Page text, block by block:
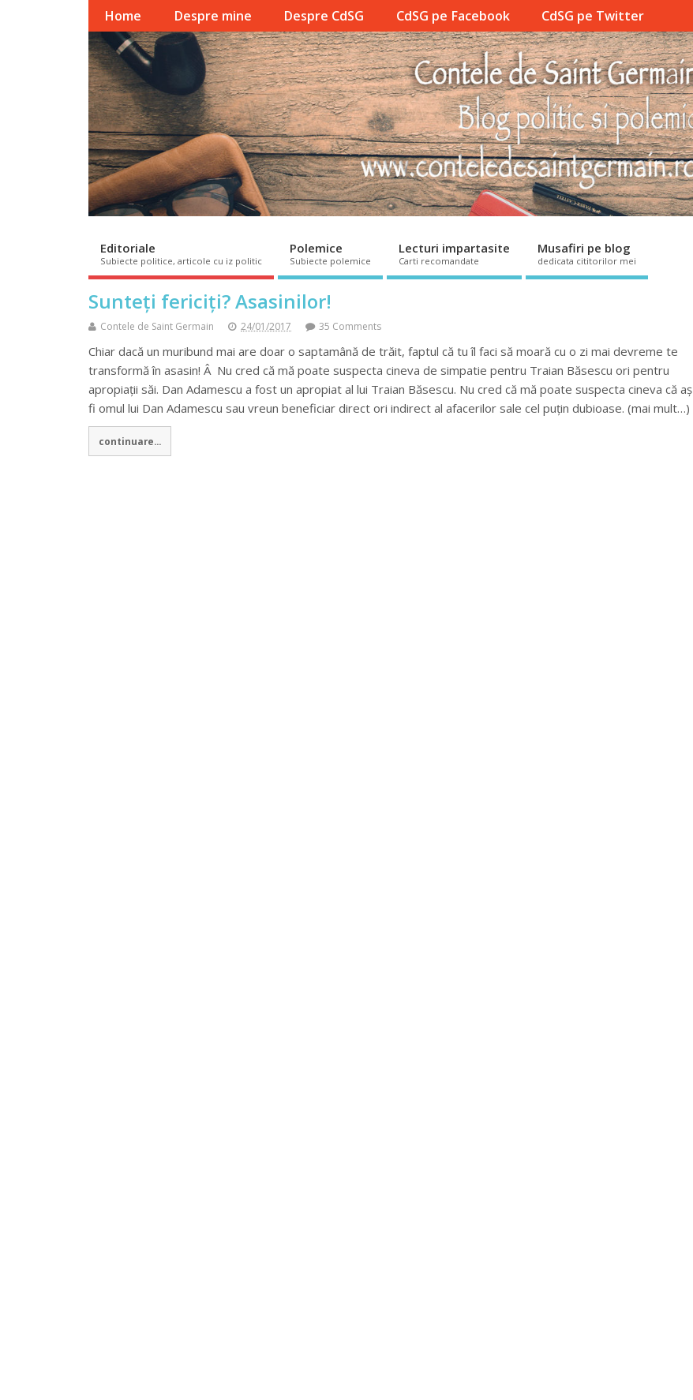
Home Despre mine Despre CdSG CdSG pe Facebook CdSG pe Twitter
Editoriale
Subiecte politice, articole cu iz politic
Polemice
Subiecte polemice
Lecturi impartasite
Carti recomandate
Musafiri pe blog
dedicata cititorilor mei
Sunteți fericiți? Asasinilor!
Contele de Saint Germain 24/01/2017 35 Comments
Chiar dacă un muribund mai are doar o saptamână de trăit, faptul că tu îl faci să moară cu o zi mai devreme te
transformă în asasin! Â Nu cred că mă poate suspecta cineva de simpatie pentru Traian Băsescu ori pentru
apropiații săi. Dan Adamescu a fost un apropiat al lui Traian Băsescu. Nu cred că mă poate suspecta cineva că aș
fi omul lui Dan Adamescu sau vreun beneficiar direct ori indirect al afacerilor sale cel puțin dubioase. (mai mult…)
continuare...